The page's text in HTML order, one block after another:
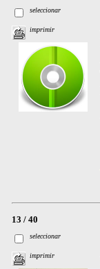
seleccionar
imprimir
13 / 40
seleccionar
imprimir